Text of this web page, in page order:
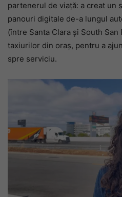
partenerul de viață: a creat un
panouri digitale de-a lungul
(între Santa Clara și South
taxiurilor din oraș, pentru a
spre serviciu.